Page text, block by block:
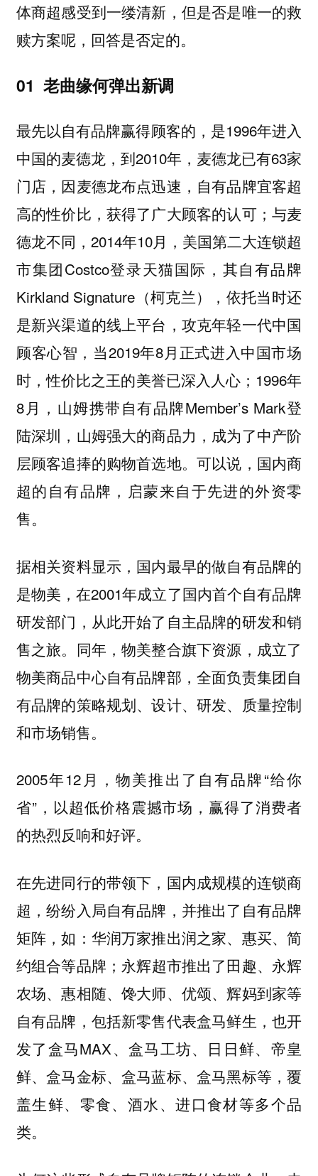
体商超感受到一缕清新，但是否是唯一的救
赎方案呢，回答是否定的。
01 老曲缘何弹出新调
最先以自有品牌赢得顾客的，是1996年进入
中国的麦德龙，到2010年，麦德龙已有63家
门店，因麦德龙布点迅速，自有品牌宜客超
高的性价比，获得了广大顾客的认可；与麦
德龙不同，2014年10月，美国第二大连锁超
市集团Costco登录天猫国际，其自有品牌
Kirkland Signature（柯克兰），依托当时还
是新兴渠道的线上平台，攻克年轻一代中国
顾客心智，当2019年8月‌正式进入中国市场
时，性价比之王的美誉已深入人心；1996年
8月，山姆携带自有品牌Member’s Mark登
陆深圳，山姆强大的商品力，成为了中产阶
层顾客追捧的购物首选地。可以说， 国内商
超的自有品牌，启蒙来自于先进的外资零
售。
据相关资料显示，国内最早的做自有品牌的
是物美，在2001年成立了国内首个自有品牌
研发部门，从此开始了自主品牌的研发和销
售之旅。同年，物美整合旗下资源，成立了
物美商品中心自有品牌部，全面负责集团自
有品牌的策略规划、设计、研发、质量控制
和市场销售。
2005年12月，物美推出了自有品牌“给你
省”，以超低价格震撼市场，赢得了消费者
的热烈反响和好评。
在先进同行的带领下，国内成规模的连锁商
超，纷纷入局自有品牌，并推出了自有品牌
矩阵，如：华润万家推出润之家、惠买、简
约组合等品牌；永辉超市推出了田趣、永辉
农场、惠相随、馋大师、优颂、辉妈到家等
自有品牌，包括新零售代表盒马鲜生，也开
发了盒马MAX、盒马工坊、日日鲜、帝皇
鲜、盒马金标、盒马蓝标、盒马黑标等，覆
盖生鲜、零食、酒水、进口食材等多个品
类。